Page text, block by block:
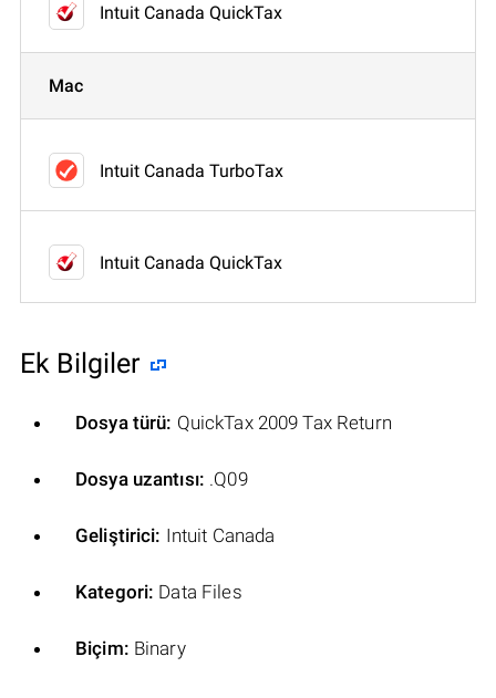
Intuit Canada QuickTax
Mac
Intuit Canada TurboTax
Intuit Canada QuickTax
Ek Bilgiler
Dosya türü: QuickTax 2009 Tax Return
Dosya uzantısı: .Q09
Geliştirici: Intuit Canada
Kategori: Data Files
Biçim: Binary